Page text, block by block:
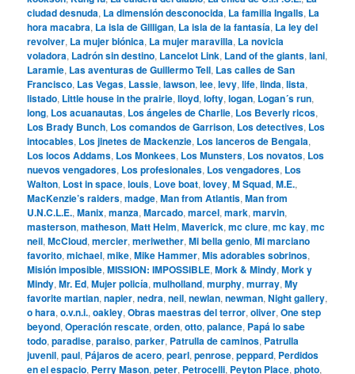
ciudad desnuda, La dimensión desconocida, La familia Ingalls, La
hora macabra, La isla de Gilligan, La isla de la fantasía, La ley del
revolver, La mujer biónica, La mujer maravilla, La novicia
voladora, Ladrón sin destino, Lancelot Link, Land of the giants,lani,
Laramie, Las aventuras de Guillermo Tell, Las calles de San
Francisco, Las Vegas, Lassie,lawson,lee,levy,life,linda,lista,
listado, Little house in the prairie,lloyd,lofty,logan, Logan´s run,
long, Los acuanautas, Los ángeles de Charlie, Los Beverly ricos,
Los Brady Bunch, Los comandos de Garrison, Los detectives, Los
intocables, Los jinetes de Mackenzie, Los lanceros de Bengala,
Los locos Addams, Los Monkees, Los Munsters, Los novatos, Los
nuevos vengadores, Los profesionales, Los vengadores, Los
Walton, Lost in space,louis, Love boat,lovey,M Squad,M.E.,
MacKenzie’s raiders,madge,Man from Atlantis,Man from
U.N.C.L.E.,Manix,manza,Marcado,marcel,mark,marvin,
masterson,matheson,Matt Helm,Maverick,mc clure,mc kay,mc
neil,McCloud,mercier,meriwether,Mi bella genio,Mi marciano
favorito,michael,mike,Mike Hammer,Mis adorables sobrinos,
Misión imposible,MISSION: IMPOSSIBLE,Mork & Mindy,Mork y
Mindy,Mr. Ed,Mujer policía,mulholland,murphy,murray,My
favorite martian,napier,nedra,neil,newlan,newman,Night gallery,
o hara,o.v.n.i.,oakley,Obras maestras del terror,oliver,One step
beyond,Operación rescate,orden,otto,palance, Papá lo sabe
todo,paradise,paraiso,parker, Patrulla de caminos, Patrulla
juvenil,paul, Pájaros de acero,pearl,penrose,peppard, Perdidos
en el espacio, Perry Mason,peter, Petrocelli, Peyton Place,photo,